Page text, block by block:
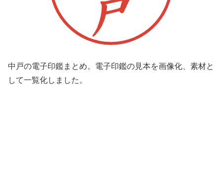
中戸の電子印鑑まとめ。電子印鑑の見本を画像化、素材と
して一覧化しました。